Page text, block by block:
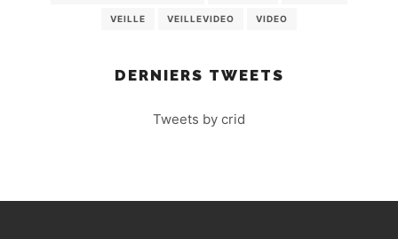
VEILLE VEILLEVIDEO VIDEO
DERNIERS TWEETS
Tweets by crid